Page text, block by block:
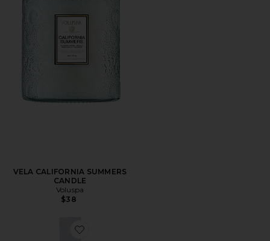
VELA CALIFORNIA SUMMERS
CANDLE
Voluspa
$38
Favorite SPRAY PARA LA HABITACIÓN Y LA ROPA